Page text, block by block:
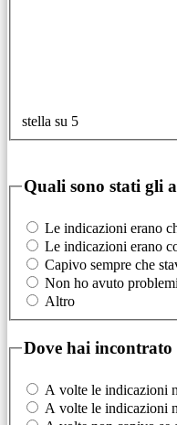
stella su 5
Quali sono stati gli
Le indicazioni erano
Le indicazioni erano
Capivo sempre che
Non ho avuto
Altro
Dove hai
A volte le indicazioni
A volte le indicazioni